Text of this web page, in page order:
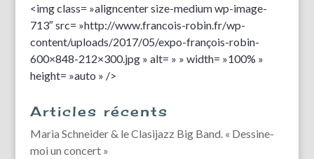
<img class= »aligncenter size-medium wp-image-
713″ src= »http://www.francois-robin.fr/wp-
content/uploads/2017/05/expo-françois-robin-
600×848-212×300.jpg » alt= » » width= »100% »
height= »auto » />
Articles récents
Maria Schneider & le Clasijazz Big Band. « Dessine-
moi un concert »